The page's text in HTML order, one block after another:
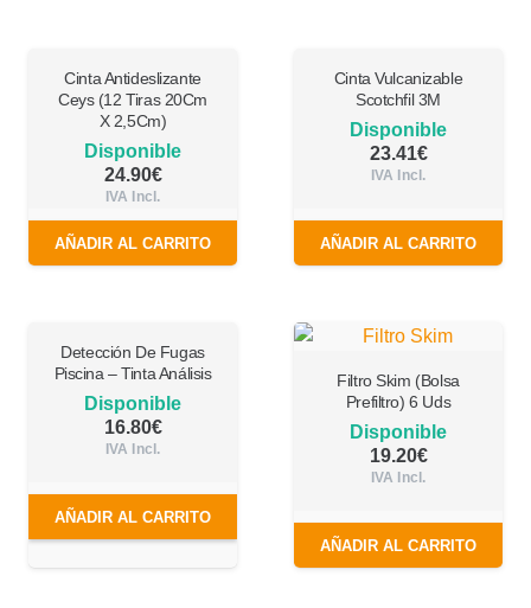
Cinta Antideslizante
Ceys (12 Tiras 20Cm
X 2,5Cm)
Disponible
24.90€
IVA Incl.
AÑADIR AL CARRITO
Cinta Vulcanizable
Scotchfil 3M
Disponible
23.41€
IVA Incl.
AÑADIR AL CARRITO
Detección De Fugas
Piscina – Tinta Análisis
Disponible
16.80€
IVA Incl.
AÑADIR AL CARRITO
Filtro Skim (Bolsa
Prefiltro) 6 Uds
Disponible
19.20€
IVA Incl.
AÑADIR AL CARRITO